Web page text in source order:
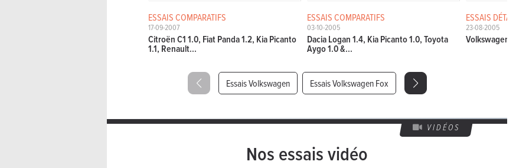
ESSAIS COMPARATIFS
17-09-2007
Citroën C1 1.0, Fiat Panda 1.2, Kia Picanto
1.1, Renault...
ESSAIS COMPARATIFS
03-10-2005
Dacia Logan 1.4, Kia Picanto 1.0, Toyota
Aygo 1.0 &...
ESSAIS DÉTAILLÉS
23-08-2005
Volkswagen Fox
Essais Volkswagen Essais Volkswagen Fox
VIDÉOS
Nos essais vidéo